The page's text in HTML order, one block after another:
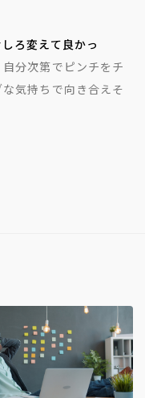
しろ変えて良かっ
分次第でピンチをチ
気持ちで向き合えそ